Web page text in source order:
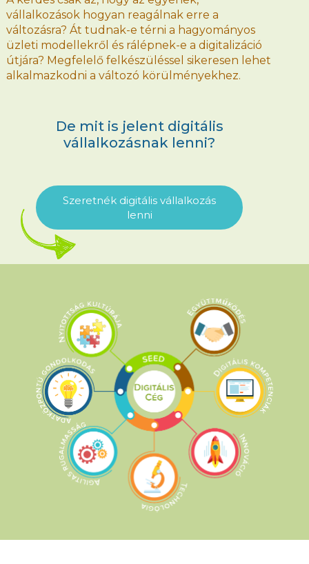
vállalkozások hogyan reagálnak erre a
változásra? Át tudnak-e térni a hagyományos
üzleti modellekről és rálépnek-e a digitalizáció
útjára? Megfelelő felkészüléssel sikeresen lehet
alkalmazkodni a változó körülményekhez.
De mit is jelent digitális
vállalkozásnak lenni?
Szeretnék digitális vállalkozás
lenni